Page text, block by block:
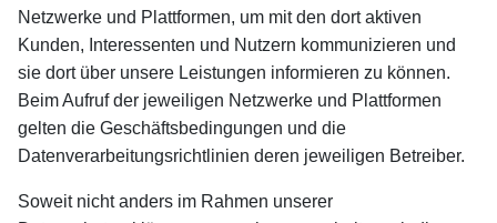
Netzwerke und Plattformen, um mit den dort aktiven
Kunden, Interessenten und Nutzern kommunizieren und
sie dort über unsere Leistungen informieren zu können.
Beim Aufruf der jeweiligen Netzwerke und Plattformen
gelten die Geschäftsbedingungen und die
Datenverarbeitungsrichtlinien deren jeweiligen Betreiber.
Soweit nicht anders im Rahmen unserer